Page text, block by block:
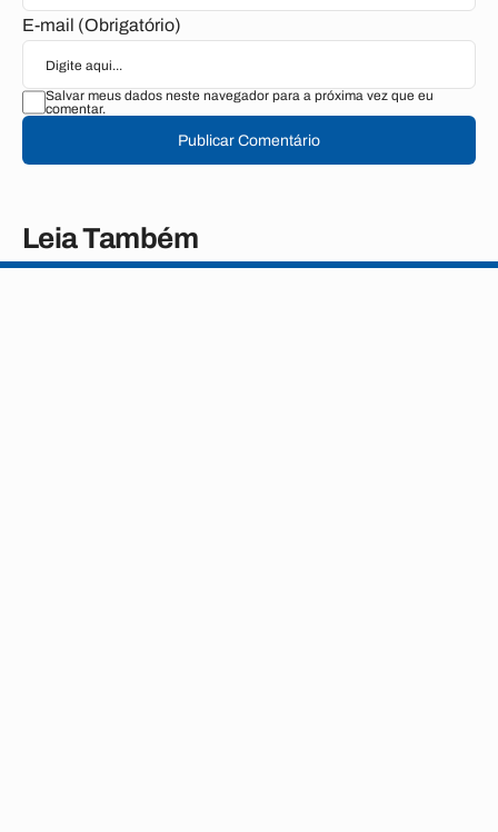
E-mail (Obrigatório)
Salvar meus dados neste navegador para a próxima vez que eu
comentar.
Publicar Comentário
Leia Também